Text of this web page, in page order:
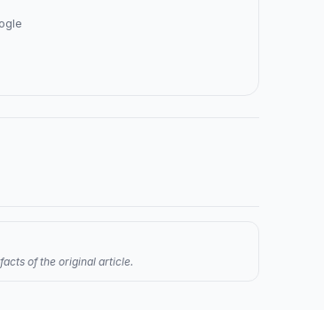
of the original article.